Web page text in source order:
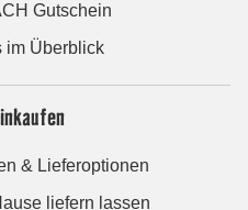
Gutschein
im Überblick
& Lieferoptionen
liefern lassen